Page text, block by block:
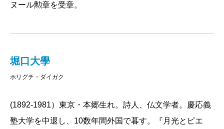
ヌール勲章を受章。
堀口大學
ホリグチ・ダイガク
(1892-1981）東京・本郷生れ。詩人、仏文学者。慶応義
塾大学を中退し、10数年間外国で暮す。『月光とピエ